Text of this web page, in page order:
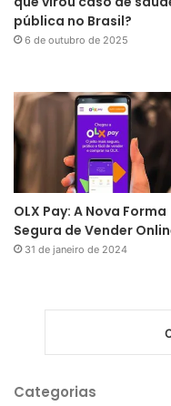
pública no Brasil?
6 de outubro de 2025
OLX Pay: A Nova Forma
Segura de Vender
31 de janeiro de 2024
Categorias